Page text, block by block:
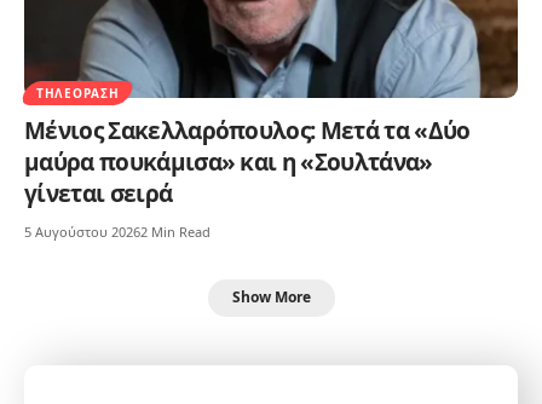
ΤΗΛΕΌΡΑΣΗ
Μένιος Σακελλαρόπουλος: Μετά τα «Δύο
μαύρα πουκάμισα» και η «Σουλτάνα»
γίνεται σειρά
5 Αυγούστου 20262 Min Read
Show More